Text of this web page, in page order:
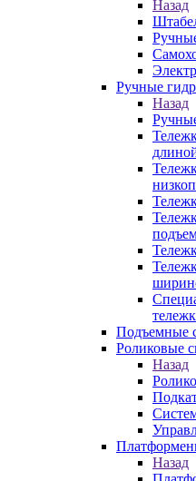
Назад
Ручные
Назад
Подъемные
Роликовые
Назад
Назад